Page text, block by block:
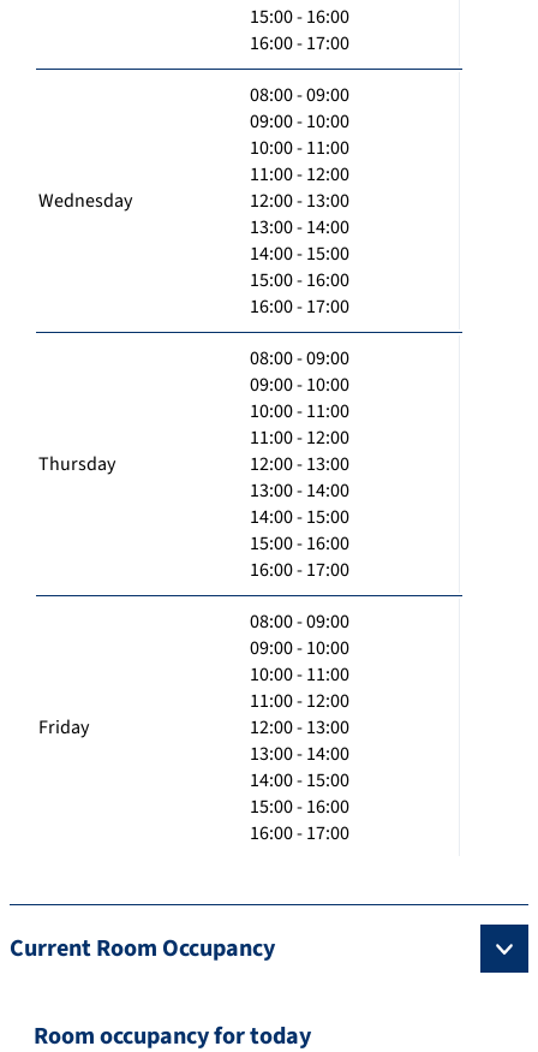
15:00 - 16:00
16:00 - 17:00
Wednesday
08:00 - 09:00
09:00 - 10:00
10:00 - 11:00
11:00 - 12:00
12:00 - 13:00
13:00 - 14:00
14:00 - 15:00
15:00 - 16:00
16:00 - 17:00
Thursday
08:00 - 09:00
09:00 - 10:00
10:00 - 11:00
11:00 - 12:00
12:00 - 13:00
13:00 - 14:00
14:00 - 15:00
15:00 - 16:00
16:00 - 17:00
Friday
08:00 - 09:00
09:00 - 10:00
10:00 - 11:00
11:00 - 12:00
12:00 - 13:00
13:00 - 14:00
14:00 - 15:00
15:00 - 16:00
16:00 - 17:00
Current Room Occupancy
Room occupancy for today